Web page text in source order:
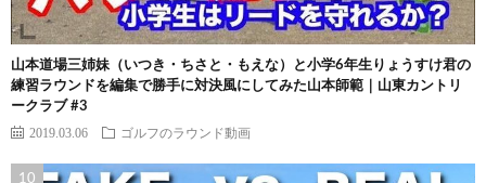
山本道場三姉妹（いつき・ちさと・もえな）と小学6年生りょうすけ君の
練習ラウンドを編集で勝手に対決風にしてみた山本師範｜山東カントリ
ークラブ #3
2019.03.06 ゴルフのラウンド動画